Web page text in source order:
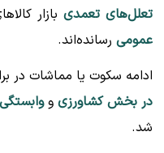
تعلل‌های تعمدیبازار
عمومی رسانده‌اند.
ادامه سکوت یا مماشات در
در بخش کشاورزی و
شد.